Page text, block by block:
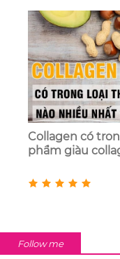
Collagen có
phẩm giàu
Follow me